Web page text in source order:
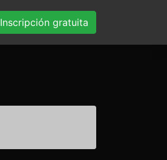
Inscripción gratuita